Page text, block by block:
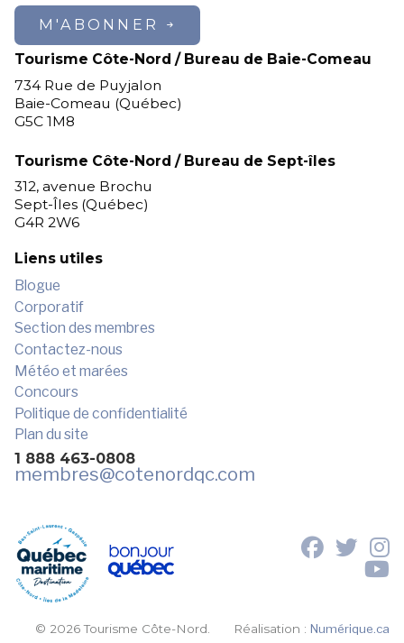
M'ABONNER
Tourisme Côte-Nord / Bureau de Baie-Comeau
734 Rue de Puyjalon
Baie-Comeau (Québec)
G5C 1M8
Tourisme Côte-Nord / Bureau de Sept-îles
312, avenue Brochu
Sept-Îles (Québec)
G4R 2W6
Liens utiles
Blogue
Corporatif
Section des membres
Contactez-nous
Météo et marées
Concours
Politique de confidentialité
Plan du site
1 888 463-0808
membres@cotenordqc.com
© 2026 Tourisme Côte-Nord. Réalisation :Numérique.ca